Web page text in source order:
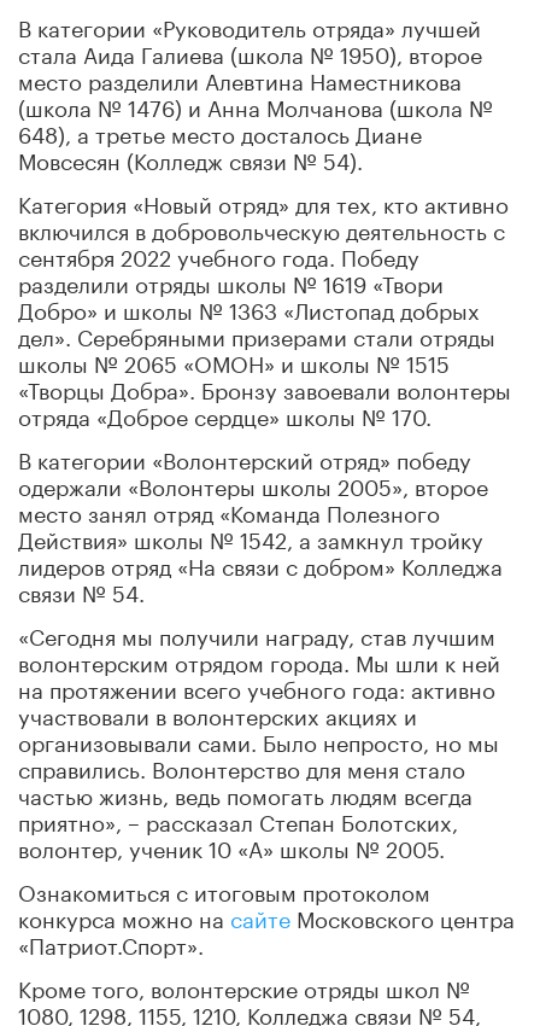
В категории «Руководитель отряда» лучшей
стала Аида Галиева (школа № 1950), второе
место разделили Алевтина Наместникова
(школа № 1476) и Анна Молчанова (школа №
648), а третье место досталось Диане
Мовсесян (Колледж связи № 54).
Категория «Новый отряд» для тех, кто активно
включился в добровольческую деятельность с
сентября 2022 учебного года. Победу
разделили отряды школы № 1619 «Твори
Добро» и школы № 1363 «Листопад добрых
дел». Серебряными призерами стали отряды
школы № 2065 «ОМОН» и школы № 1515
«Творцы Добра». Бронзу завоевали волонтеры
отряда «Доброе сердце» школы № 170.
В категории «Волонтерский отряд» победу
одержали «Волонтеры школы 2005», второе
место занял отряд «Команда Полезного
Действия» школы № 1542, а замкнул тройку
лидеров отряд «На связи с добром» Колледжа
связи № 54.
«Сегодня мы получили награду, став лучшим
волонтерским отрядом города. Мы шли к ней
на протяжении всего учебного года: активно
участвовали в волонтерских акциях и
организовывали сами. Было непросто, но мы
справились. Волонтерство для меня стало
частью жизнь, ведь помогать людям всегда
приятно», – рассказал Степан Болотских,
волонтер, ученик 10 «А» школы № 2005.
Ознакомиться с итоговым протоколом
конкурса можно на сайте Московского центра
«Патриот.Спорт».
Кроме того, волонтерские отряды школ №
1080, 1298, 1155, 1210, Колледжа связи № 54,